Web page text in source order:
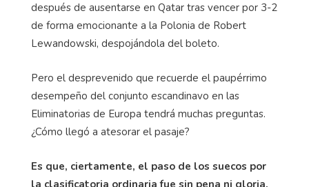
después de ausentarse en Qatar tras vencer por 3-2
de forma emocionante a la Polonia de Robert
Lewandowski, despojándola del boleto.
Pero el desprevenido que recuerde el paupérrimo
desempeño del conjunto escandinavo en las
Eliminatorias de Europa tendrá muchas preguntas.
¿Cómo llegó a atesorar el pasaje?
Es que, ciertamente, el paso de los suecos por